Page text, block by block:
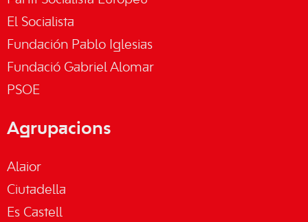
El Socialista
Fundación Pablo Iglesias
Fundació Gabriel Alomar
PSOE
Agrupacions
Alaior
Ciutadella
Es Castell